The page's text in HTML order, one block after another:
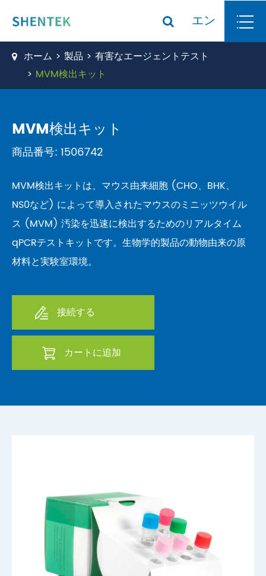
エン
ホーム 製品
有害なエージェントテスト
MVM検出キット
MVM検出キット
商品番号: 1506742
MVM検出キットは、マウス由来細胞 (CHO、BHK、
NS0など) によって導入されたマウスのミニッツウイル
ス (MVM) 汚染を迅速に検出するためのリアルタイム
qPCRテストキットです。生物学的製品の動物由来の原
材料と実験室環境。
接続する
カートに追加